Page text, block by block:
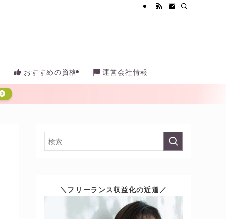
おすすめの資格 運営会社情報
＼フリーランス収益化の近道／